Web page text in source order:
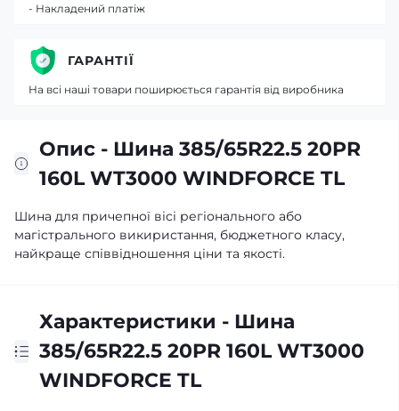
Опис - Шина 385/65R22.5 20PR
160L WT3000 WINDFORCE TL
Шина для причепної вісі регіонального або
магістрального викиристання, бюджетного класу,
найкраще співвідношення ціни та якості.
Характеристики - Шина
385/65R22.5 20PR 160L WT3000
WINDFORCE TL
- Накладений платіж
ГАРАНТІЇ
На всі наші товари поширюється гарантія від виробника